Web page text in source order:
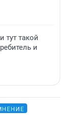
тут такой
и